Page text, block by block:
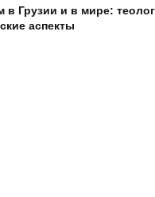
в Грузии и в мире:
аспекты